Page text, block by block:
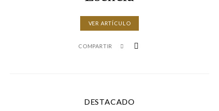
VER ARTÍCULO
COMPARTIR
DESTACADO